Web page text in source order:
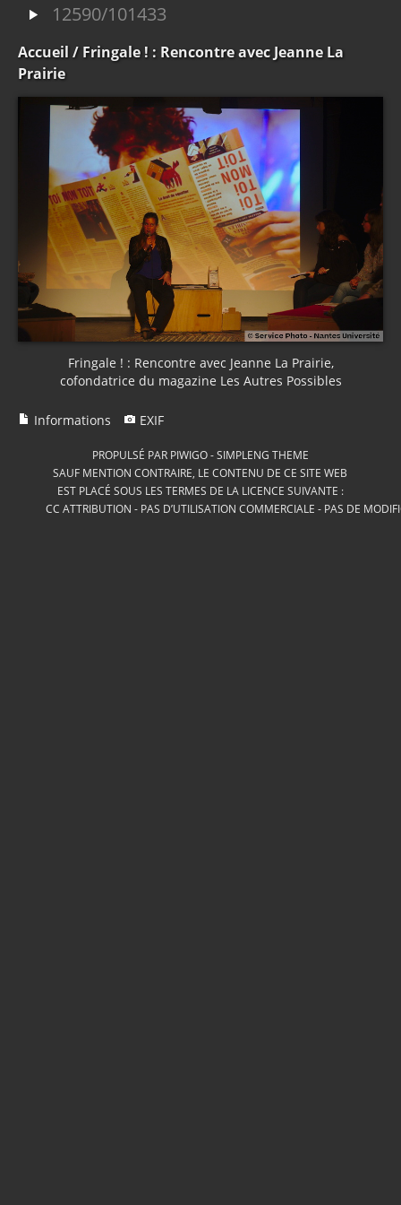
12590/101433
Accueil / Fringale ! : Rencontre avec Jeanne La
Prairie
Fringale ! : Rencontre avec Jeanne La Prairie,
cofondatrice du magazine Les Autres Possibles
Informations EXIF
PROPULSÉ PAR PIWIGO-SIMPLENG THEME
SAUF MENTION CONTRAIRE, LE CONTENU DE CE SITE WEB
EST PLACÉ SOUS LES TERMES DE LA LICENCE SUIVANTE :
CC ATTRIBUTION - PAS D’UTILISATION COMMERCIALE - PAS DE